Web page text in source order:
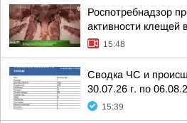
Роспотребнадзор
активности клещей
15:48
Сводка ЧС и
30.07.26 г. по
15:39